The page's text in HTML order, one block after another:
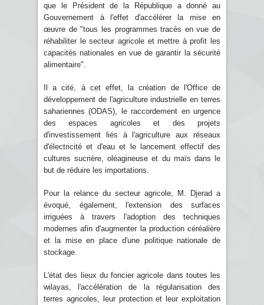
que le Président de la République a donné au
Gouvernement à l'effet d'accélérer la mise en
œuvre de "tous les programmes tracés en vue de
réhabiliter le secteur agricole et mettre à profit les
capacités nationales en vue de garantir la sécurité
alimentaire".
Il a cité, à cet effet, la création de l'Office de
développement de l'agriculture industrielle en terres
sahariennes (ODAS), le raccordement en urgence
des espaces agricoles et des projets
d'investissement liés à l'agriculture aux réseaux
d'électricité et d'eau et le lancement effectif des
cultures sucrière, oléagineuse et du maïs dans le
but de réduire les importations.
Pour la relance du secteur agricole, M. Djerad a
évoqué, également, l'extension des surfaces
irriguées à travers l'adoption des techniques
modernes afin d'augmenter la production céréalière
et la mise en place d'une politique nationale de
stockage.
L'état des lieux du foncier agricole dans toutes les
wilayas, l'accélération de la régularisation des
terres agricoles, leur protection et leur exploitation